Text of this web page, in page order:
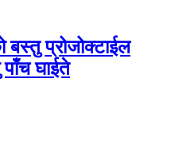
बस्तु प्रोजोक्टाईल
घाईते